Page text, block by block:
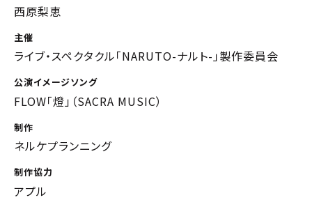
西原梨恵
主催
ライブ・スペクタクル「NARUTO-ナルト-」製作委員会
公演イメージソング
FLOW「燈」（SACRA MUSIC）
制作
ネルケプランニング
制作協力
アプル